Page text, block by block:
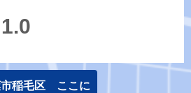
1.0
市稲毛区 ここに